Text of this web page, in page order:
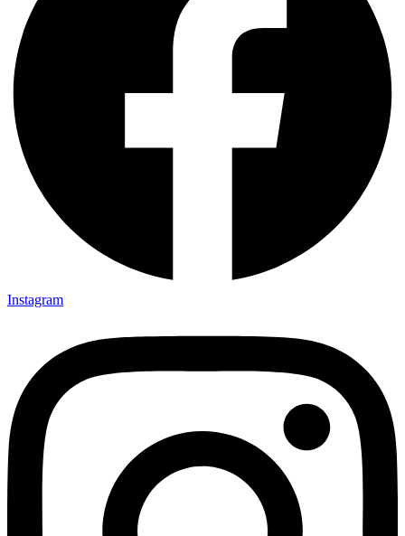
Instagram